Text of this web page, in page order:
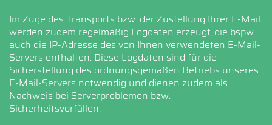
Im Zuge des Transports bzw. der Zustellung Ihrer E-Mail
werden zudem regelmäßig Logdaten erzeugt, die bspw.
auch die IP-Adresse des von Ihnen verwendeten E-Mail-
Servers enthalten. Diese Logdaten sind für die
Sicherstellung des ordnungsgemäßen Betriebs unseres
E-Mail-Servers notwendig und dienen zudem als
Nachweis bei Serverproblemen bzw.
Sicherheitsvorfällen.